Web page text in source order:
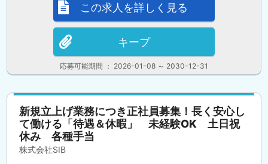
応募可能期間 ： 2026-01-08 ～ 2030-12-31
この求人を詳しく見る
キープ
新規立上げ業務につき正社員募集！長く安心し
て働ける「待遇＆休暇」 未経験OK 土日祝
休み 各種手当
株式会社SIB